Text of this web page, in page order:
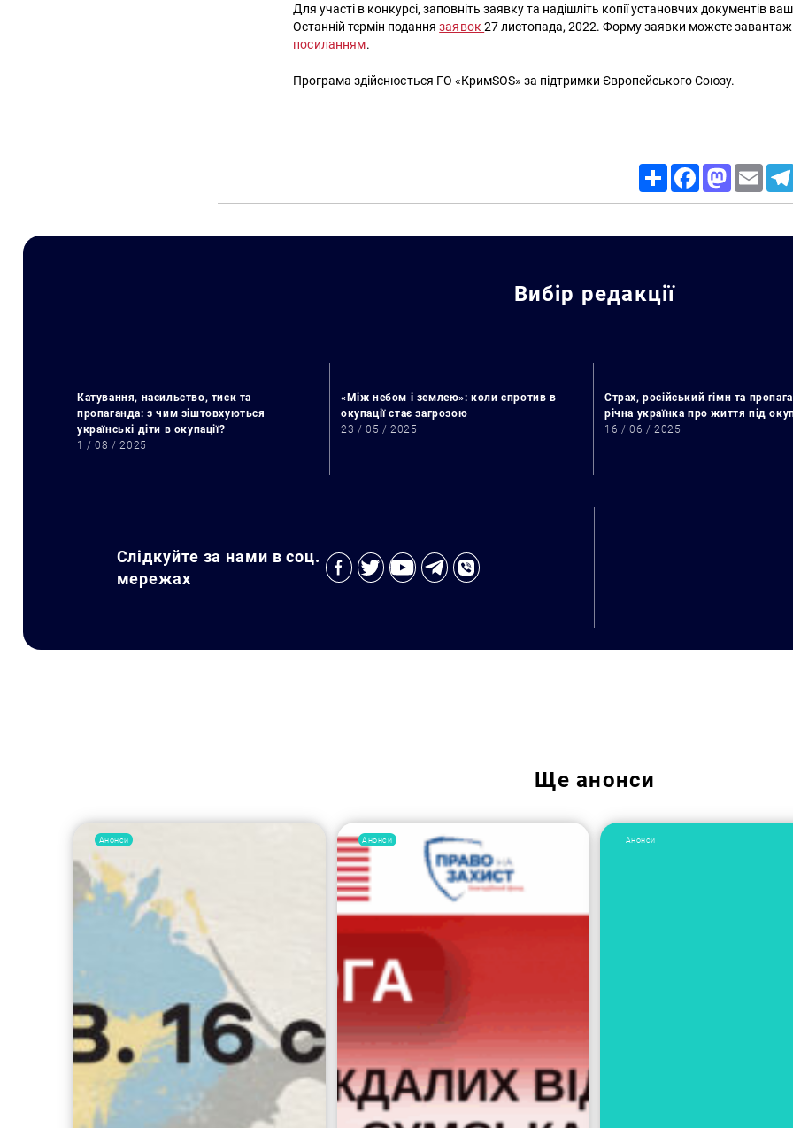
Для участі в конкурсі, заповніть заявку та надішліть копії установчих документів
Останній термін поданнязаявок27 листопада, 2022. Форму заявки можете
посиланням.
Програма здійснюється ГО «КримSOS» за підтримки Європейського Союзу.
Share FacebookMastodon
Email
Вибір редакції
Катування, насильство, тиск та
пропаганда: з чим зіштовхуються
українські діти в окупації?
1 / 08 / 2025
«Між небом і землею»: коли спротив в
окупації стає загрозою
23 / 05 / 2025
Страх, російський гімн та
річна українка про життя під
16 / 06 / 2025
Слідкуйте за нами в соц.
мережах
Щеанонси
Анонси Анонси Анонси